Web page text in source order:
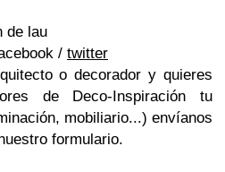
de lau
/ twitter
o decorador y quieres
de Deco-Inspiración tu
mobiliario...) envíanos
formulario.